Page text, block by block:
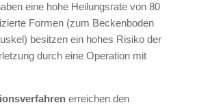
eine hohe Heilungsrate von 80
Formen (zum Beckenboden
besitzen ein hohes Risiko der
durch eine Operation mit
erreichen den